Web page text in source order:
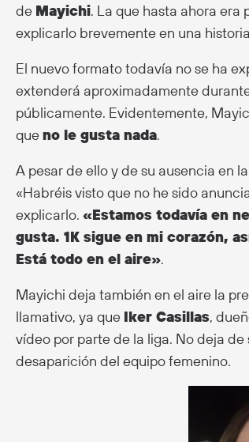
de Mayichi. La que hasta ahora era
explicarlo brevemente en una
El nuevo formato todavía no se ha
extenderá aproximadamente
públicamente. Evidentemente,
queno le gusta nada.
A pesar de ello y de su ausencia en
«Habréis visto que no he sido
explicarlo. «Estamos todavía en
gusta. 1K sigue en mi corazón,
Está todo en el aire».
Mayichi deja también en el aire la
llamativo, ya que Iker Casillas,
vídeo por parte de la liga. No deja
desaparición del equipo femenino.